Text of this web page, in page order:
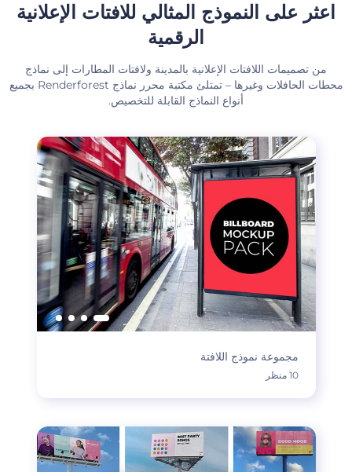
اعثر على النموذج المثالي للافتات الإعلانية
الرقمية
من تصميمات اللافتات الإعلانية بالمدينة ولافتات المطارات إلى نماذج
محطات الحافلات وغيرها – تمتلئ مكتبة محرر نماذج Renderforest بجميع
أنواع النماذج القابلة للتخصيص.
مجموعة نموذج اللافتة
10 منظر